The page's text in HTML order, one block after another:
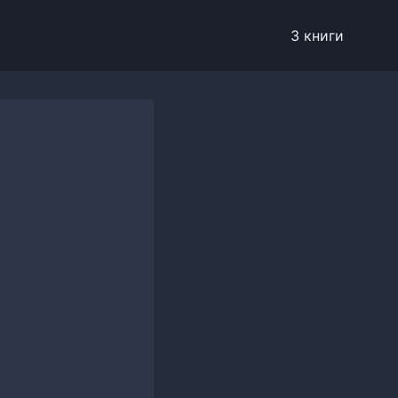
3 книги